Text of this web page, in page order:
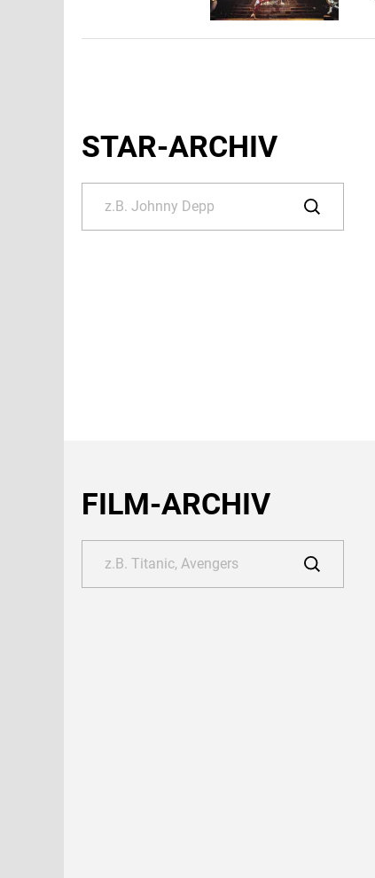
STAR-ARCHIV
FILM-ARCHIV